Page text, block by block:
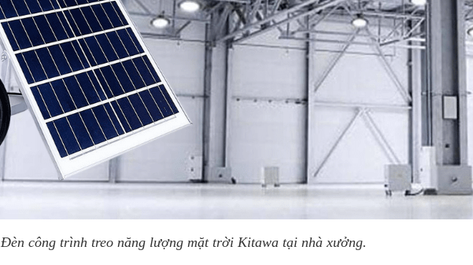
Đèn công trình treo năng lượng mặt trời Kitawa tại nhà xưởng.